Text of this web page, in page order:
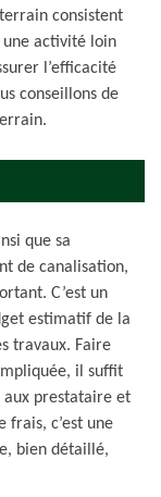
consistent
activité loin
l’efficacité
conseillons de
que sa
de canalisation,
C’est un
estimatif de la
travaux. Faire
il suffit
prestataire et
frais, c’est une
bien détaillé,